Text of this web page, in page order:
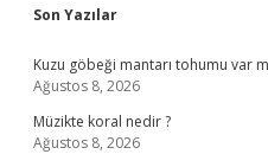
Sidebar
Son Yazılar
Kuzu göbeği mantarı tohumu var
Ağustos 8, 2026
Müzikte koral nedir ?
Ağustos 8, 2026